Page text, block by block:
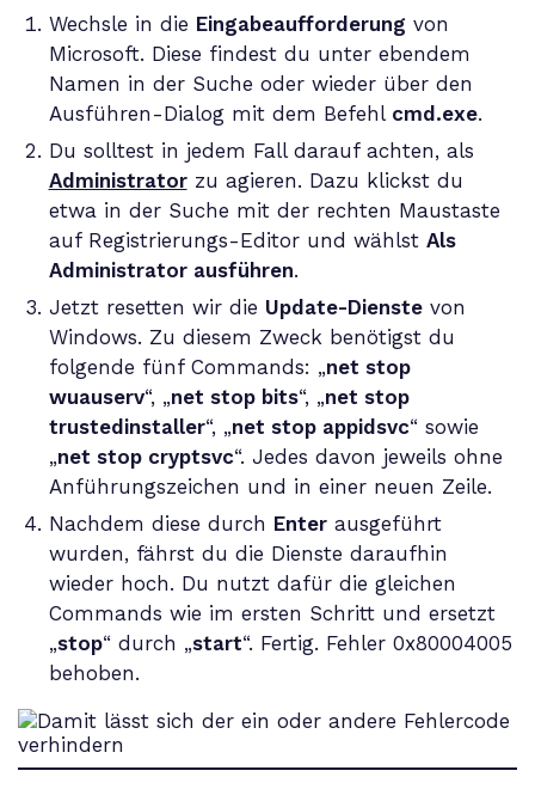
Wechsle in die Eingabeaufforderung von
Microsoft. Diese findest du unter ebendem
Namen in der Suche oder wieder über den
Ausführen-Dialog mit dem Befehl cmd.exe.
Du solltest in jedem Fall darauf achten, als
Administratorzu agieren. Dazu klickst du
etwa in der Suche mit der rechten Maustaste
auf Registrierungs-Editor und wählst Als
Administrator ausführen.
Jetzt resetten wir die Update-Dienstevon
Windows. Zu diesem Zweck benötigst du
folgende fünf Commands: „net stop
wuauserv“, „net stop bits“, „net stop
trustedinstaller“, „net stop appidsvc“ sowie
„net stop cryptsvc“. Jedes davon jeweils ohne
Anführungszeichen und in einer neuen Zeile.
Nachdem diese durch Enterausgeführt
wurden, fährst du die Dienste daraufhin
wieder hoch. Du nutzt dafür die gleichen
Commands wie im ersten Schritt und ersetzt
„stop“ durch „start“. Fertig. Fehler 0x80004005
behoben.